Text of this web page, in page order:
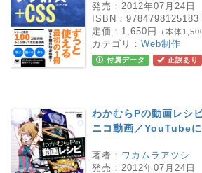
発売： 2012年07月24日
ISBN： 9784798125183
定価： 1,650円 （本体
カテゴリ： Web制作
付属データ 正誤あり
わかむらPの動画レシ
ニコ動画／YouTube
著者： ワカムラアツシ
発売： 2012年07月24日